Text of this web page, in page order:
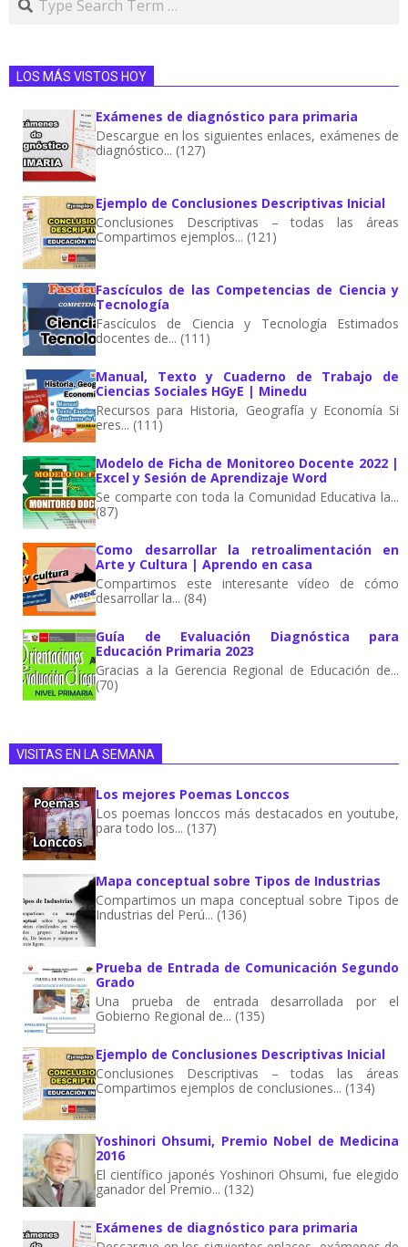
LOS MÁS VISTOS HOY
Exámenes de diagnóstico para primaria
Descargue en los siguientes enlaces, exámenes de
diagnóstico... (127)
Ejemplo de Conclusiones Descriptivas Inicial
Conclusiones Descriptivas – todas las áreas
Compartimos ejemplos... (121)
Fascículos de las Competencias de Ciencia y
Tecnología
Fascículos de Ciencia y Tecnología Estimados
docentes de... (111)
Manual, Texto y Cuaderno de Trabajo de
Ciencias Sociales HGyE | Minedu
Recursos para Historia, Geografía y Economía Si
eres... (111)
Modelo de Ficha de Monitoreo Docente 2022 |
Excel y Sesión de Aprendizaje Word
Se comparte con toda la Comunidad Educativa la...
(87)
Como desarrollar la retroalimentación en
Arte y Cultura | Aprendo en casa
Compartimos este interesante vídeo de cómo
desarrollar la... (84)
Guía de Evaluación Diagnóstica para
Educación Primaria 2023
Gracias a la Gerencia Regional de Educación de...
(70)
VISITAS EN LA SEMANA
Los mejores Poemas Lonccos
Los poemas lonccos más destacados en youtube,
para todo los... (137)
Mapa conceptual sobre Tipos de Industrias
Compartimos un mapa conceptual sobre Tipos de
Industrias del Perú... (136)
Prueba de Entrada de Comunicación Segundo
Grado
Una prueba de entrada desarrollada por el
Gobierno Regional de... (135)
Ejemplo de Conclusiones Descriptivas Inicial
Conclusiones Descriptivas – todas las áreas
Compartimos ejemplos de conclusiones... (134)
Yoshinori Ohsumi, Premio Nobel de Medicina
2016
El científico japonés Yoshinori Ohsumi, fue elegido
ganador del Premio... (132)
Exámenes de diagnóstico para primaria